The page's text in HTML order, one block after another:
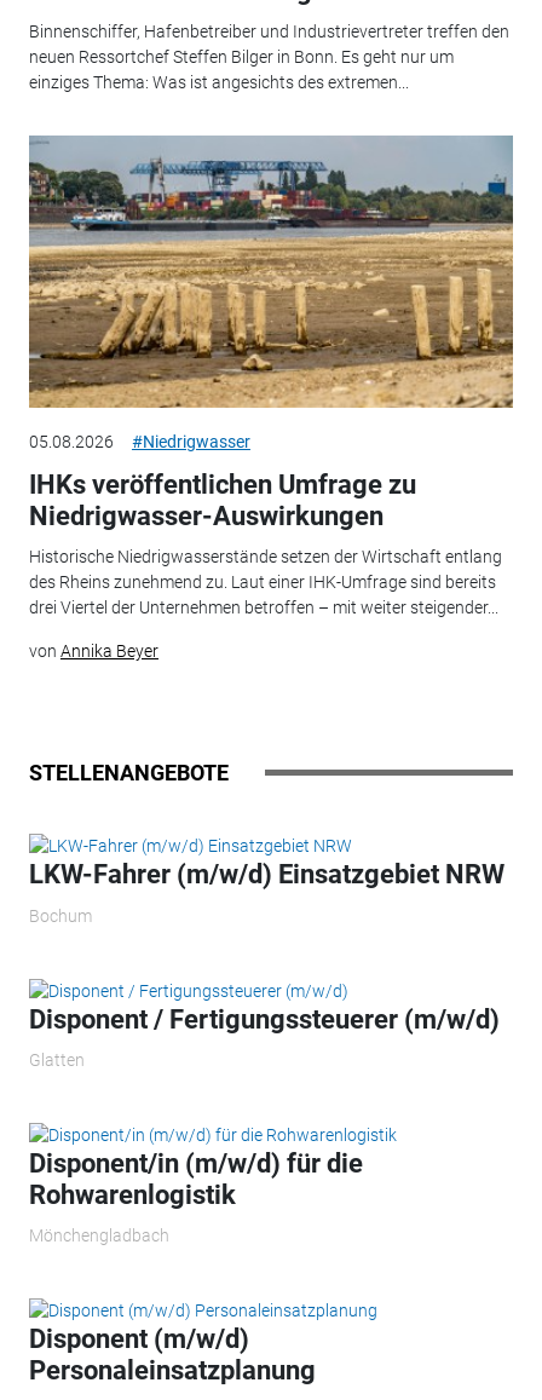
Binnenschiffer, Hafenbetreiber und Industrievertreter treffen den
neuen Ressortchef Steffen Bilger in Bonn. Es geht nur um
einziges Thema: Was ist angesichts des extremen...
05.08.2026 #Niedrigwasser
IHKs veröffentlichen Umfrage zu
Niedrigwasser-Auswirkungen
Historische Niedrigwasserstände setzen der Wirtschaft entlang
des Rheins zunehmend zu. Laut einer IHK-Umfrage sind bereits
drei Viertel der Unternehmen betroffen – mit weiter steigender...
von Annika Beyer
STELLENANGEBOTE
LKW-Fahrer (m/w/d) Einsatzgebiet NRW
Bochum
Disponent / Fertigungssteuerer (m/w/d)
Glatten
Disponent/in (m/w/d) für die
Rohwarenlogistik
Mönchengladbach
Disponent (m/w/d)
Personaleinsatzplanung